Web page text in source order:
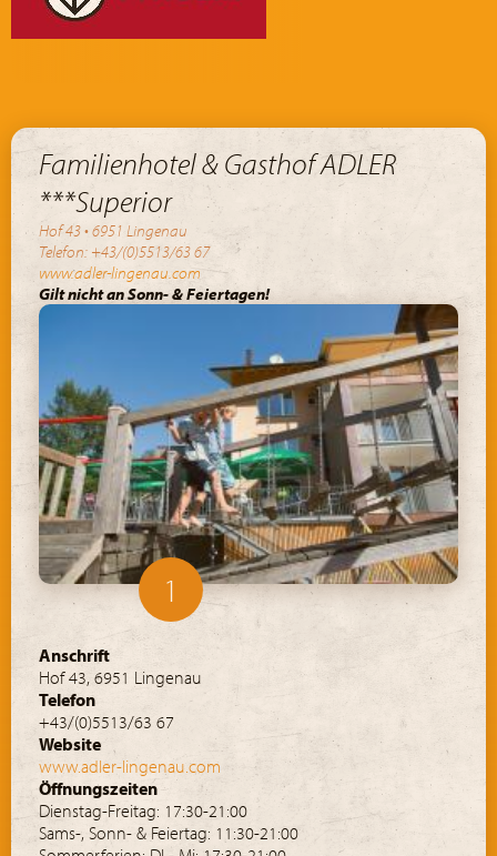
Familienhotel & Gasthof ADLER
***Superior
Hof 43 • 6951 Lingenau
Telefon: +43/(0)5513/63 67
www.adler-lingenau.com
Gilt nicht an Sonn- & Feiertagen!
1
Anschrift
Hof 43, 6951 Lingenau
Telefon
+43/(0)5513/63 67
Website
www.adler-lingenau.com
Öffnungszeiten
Dienstag-Freitag: 17:30-21:00
Sams-, Sonn- & Feiertag: 11:30-21:00